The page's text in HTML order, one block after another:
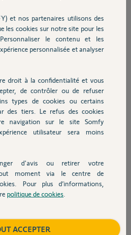
mauvais choix entre rts ,io etc....
réponse
au fil de discussion
piloterez jamais vos équipements du bout
Switch.
équipements IO pour avoir le retour d'état
convient en raccordement fialire.
et nos partenaires utilisons des
les cookies sur notre site pour les
le contenu et les
personnalisée et analyser
droit à la confidentialité et vous
de contrôler ou de refuser
types de cookies ou certains
des tiers. Le refus des cookies
navigation sur le site Somfy
utilisateur sera moins
d'avis ou retirer votre
moment via le centre de
Pour plus d’informations,
politique de cookies
ACCEPTER